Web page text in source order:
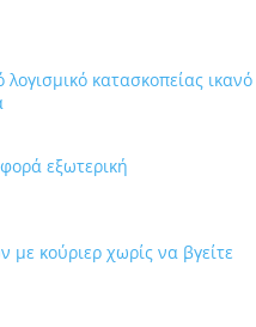
κατασκοπείας ικανό
εξωτερική
με κούριερ χωρίς να βγείτε